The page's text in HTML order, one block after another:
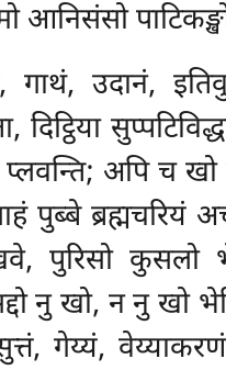
आनिसंसो
गाथं, उदानं,
अपिच खो
ब्रह्मचरियं
पुरिसो कुसलो
नु खो, न नु खो
गेय्यं,